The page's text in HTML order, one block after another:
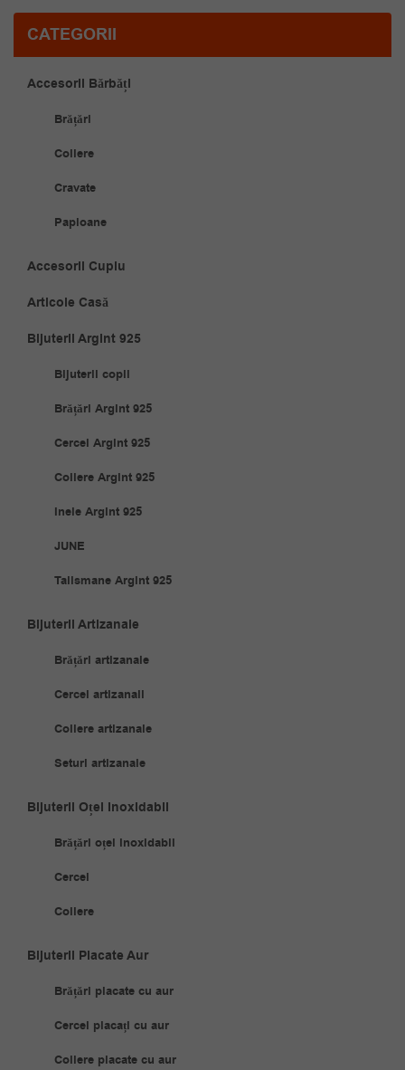
CATEGORII
Accesorii Bărbăți
Brățări
Coliere
Cravate
Papioane
Accesorii Cuplu
Articole Casă
Bijuterii Argint 925
Bijuterii copii
Brățări Argint 925
Cercei Argint 925
Coliere Argint 925
Inele Argint 925
JUNE
Talismane Argint 925
Bijuterii Artizanale
Brățări artizanale
Cercei artizanali
Coliere artizanale
Seturi artizanale
Bijuterii Oțel Inoxidabil
Brățări oțel inoxidabil
Cercei
Coliere
Bijuterii Placate Aur
Brățări placate cu aur
Cercei placați cu aur
Coliere placate cu aur